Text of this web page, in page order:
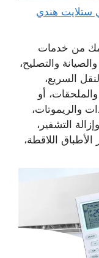
المطلاع 52227330 فني ستلايت هندي
من خدمات
والتصليح،
السريع،
أو
والريموتات،
التشفير،
اللاقطة،